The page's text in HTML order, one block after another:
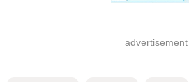
advertisement